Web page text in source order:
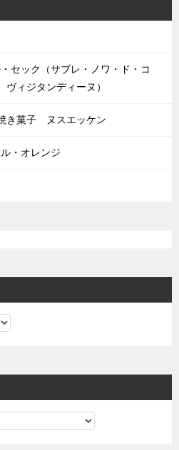
ック（サブレ・ノワ・ド・コ
ィジタンディーヌ）
き菓子 ヌスエッケン
・オレンジ